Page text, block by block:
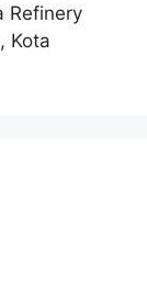
Refinery
Kota